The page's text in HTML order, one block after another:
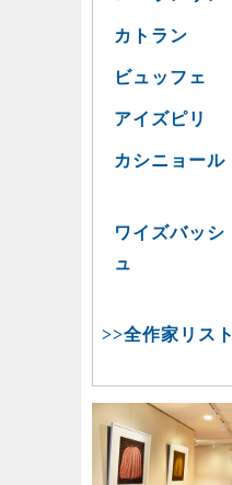
カトラン
ビュッフェ
アイズピリ
カシニョール
ワイズバッシ
ュ
>>全作家リスト